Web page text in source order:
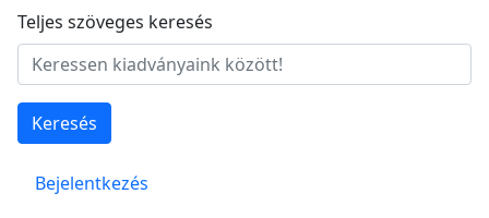
Ugrás a tartalomra
Teljes szöveges keresés
Keresés
Felhasználói fiók menüje
Bejelentkezés